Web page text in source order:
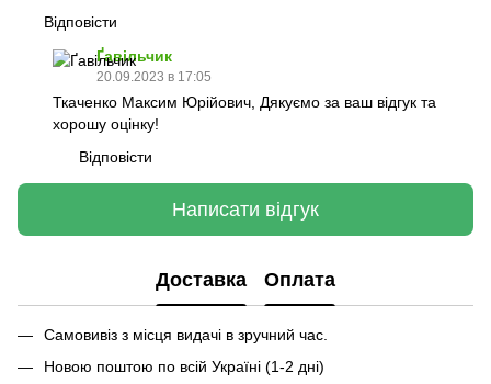
Відповісти
Ґавільчик
20.09.2023 в 17:05
Ткаченко Максим Юрійович, Дякуємо за ваш відгук та
хорошу оцінку!
Відповісти
Написати відгук
Доставка Оплата
Самовивіз з місця видачі в зручний час.
Новою поштою по всій Україні (1-2 дні)